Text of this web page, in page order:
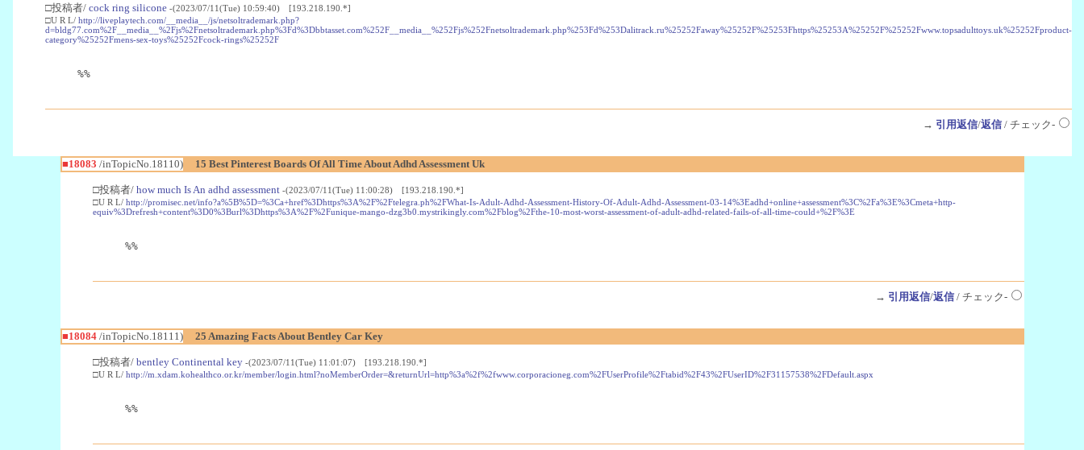
□投稿者/ cock ring silicone -(2023/07/11(Tue) 10:59:40) [193.218.190.*]
□U R L/ http://liveplaytech.com/__media__/js/netsoltrademark.php?
d=bldg77.com%2F__media__%2Fjs%2Fnetsoltrademark.php%3Fd%3Dbbtasset.com%252F__media__%252Fjs%252Fnetsoltrademark.php%253Fd%253Dalitrack.ru%25252Faway%25252F%25253Fhttps%25253A%25252F%25252Fwww.topsadulttoys.uk%25252Fproduct-
category%25252Fmens-sex-toys%25252Fcock-rings%25252F
%%
→ 引用返信/返信/ チェック-
■18083 /inTopicNo.18110) 15 Best Pinterest Boards Of All Time About Adhd Assessment Uk
□投稿者/ how much Is An adhd assessment -(2023/07/11(Tue) 11:00:28) [193.218.190.*]
□U R L/ http://promisec.net/info?a%5B%5D=%3Ca+href%3Dhttps%3A%2F%2Ftelegra.ph%2FWhat-Is-Adult-Adhd-Assessment-History-Of-Adult-Adhd-Assessment-03-14%3Eadhd+online+assessment%3C%2Fa%3E%3Cmeta+http-
equiv%3Drefresh+content%3D0%3Burl%3Dhttps%3A%2F%2Funique-mango-dzg3b0.mystrikingly.com%2Fblog%2Fthe-10-most-worst-assessment-of-adult-adhd-related-fails-of-all-time-could+%2F%3E
%%
→ 引用返信/返信/ チェック-
■18084/inTopicNo.18111) 25 Amazing Facts About Bentley Car Key
□投稿者/ bentley Continental key -(2023/07/11(Tue) 11:01:07) [193.218.190.*]
□U R L/ http://m.xdam.kohealthco.or.kr/member/login.html?noMemberOrder=&returnUrl=http%3a%2f%2fwww.corporacioneg.com%2FUserProfile%2Ftabid%2F43%2FUserID%2F31157538%2FDefault.aspx
%%